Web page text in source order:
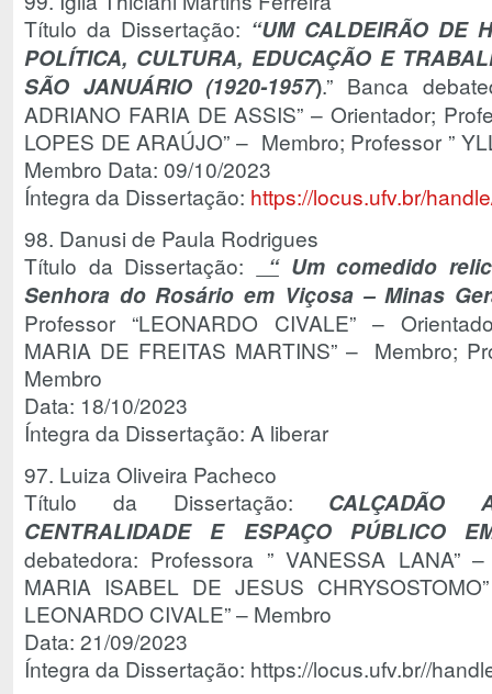
Título da Dissertação: “UM CALDEIRÃO DE
POLÍTICA, CULTURA, EDUCAÇÃO E
SÃO JANUÁRIO (1920-1957).” Banca
ADRIANO FARIA DE ASSIS” – Orientador;
LOPES DE ARAÚJO” – Membro; Professor ”
Membro Data: 09/10/2023
Íntegra da Dissertação: https://locus.ufv.br/
98. Danusi de Paula Rodrigues
Título da Dissertação:
“Um comedido
Senhora do Rosário em Viçosa – Minas
Professor “LEONARDO CIVALE” –
MARIA DE FREITAS MARTINS” – Membro;
Membro
Data: 18/10/2023
Íntegra da Dissertação: A liberar
97. Luiza Oliveira Pacheco
Título da Dissertação: CALÇADÃO
CENTRALIDADE E ESPAÇO PÚBLICO
debatedora: Professora ” VANESSA LANA”
MARIA ISABEL DE JESUS
LEONARDO CIVALE” – Membro
Data: 21/09/2023
Íntegra da Dissertação: https://locus.ufv.br//